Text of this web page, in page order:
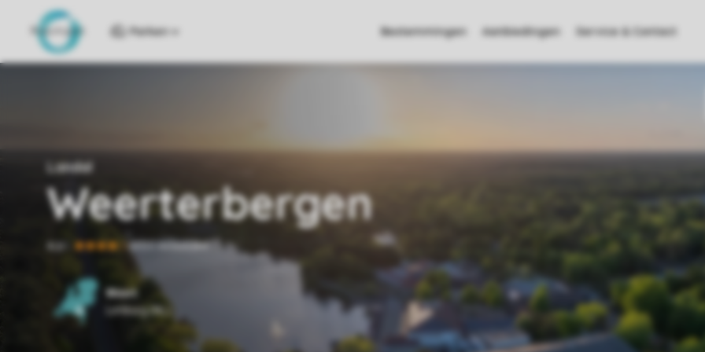
Parken Bestemmingen Aanbiedingen Service & Contact